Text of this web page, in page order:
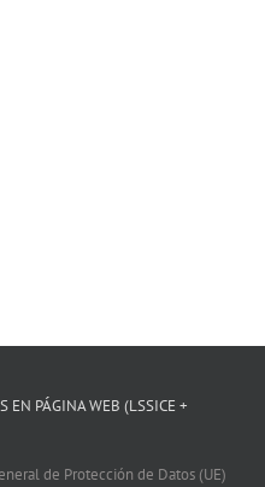
EN PÁGINA WEB (LSSICE +
de Protección de Datos (UE)